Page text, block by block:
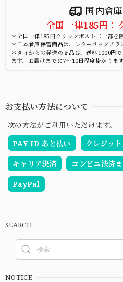
国内倉
全国一律185円：
＊全国一律185円クリックポスト（一部を除
＊日本倉庫保管商品は、レターパックプラ
＊タイからの発送の商品は、送料1000円
ます。お届けまでに7～10日程度掛かります
お支払い方法について
次の方法がご利用いただけます。
PAY ID あと払い
クレジッ
キャリア決済 コンビニ決済
PayPal
SEARCH
NOTICE